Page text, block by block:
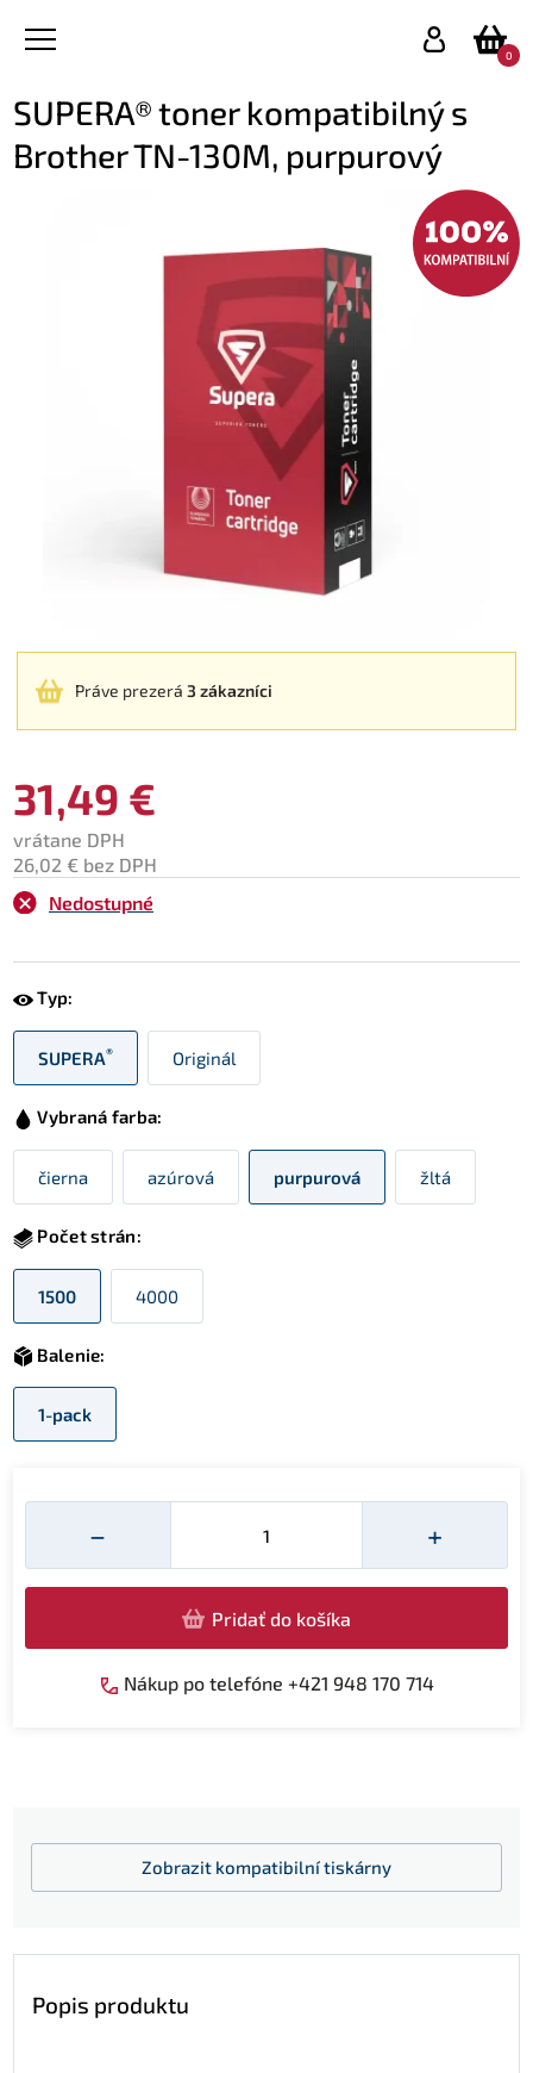
0
SUPERA® toner kompatibilný s
Brother TN-130M, purpurový
Práve prezerá 3 zákazníci
31,49 €
vrátane DPH
26,02 € bez DPH
Nedostupné
Typ:
SUPERA® Originál
Vybraná farba:
čierna azúrová purpurová žltá
Počet strán:
1500 4000
Balenie:
1-pack
−
Množství
+
Pridať do košíka
Nákup po telefóne +421 948 170 714
Zobrazit kompatibilní tiskárny
Popis produktu